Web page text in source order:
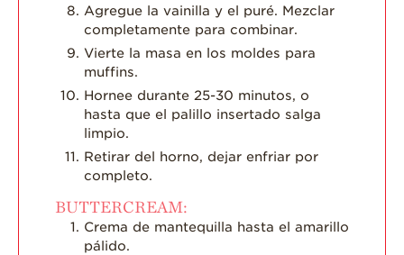
Agregue la vainilla y el puré. Mezclar
completamente para combinar.
Vierte la masa en los moldes para
muffins.
Hornee durante 25-30 minutos, o
hasta que el palillo insertado salga
limpio.
Retirar del horno, dejar enfriar por
completo.
BUTTERCREAM:
Crema de mantequilla hasta el amarillo
pálido.